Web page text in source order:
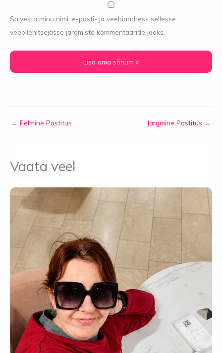
Salvesta minu nimi, e-posti- ja veebiaadress sellesse
veebilehitsejasse järgmiste kommentaaride jaoks.
← Eelmine Postitus Järgmine Postitus →
Vaata veel